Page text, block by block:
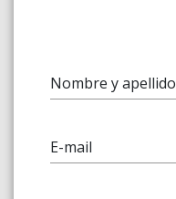
Nombre y apellido
E-mail